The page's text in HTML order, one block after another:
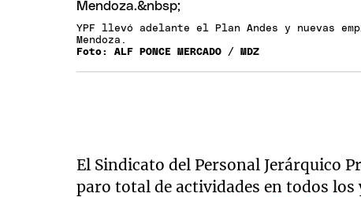
YPF llevó adelante el Plan Andes y nuevas
Mendoza.
Foto: ALF PONCE MERCADO / MDZ
El Sindicato del Personal Jerárquico
paro total de actividades en todos los